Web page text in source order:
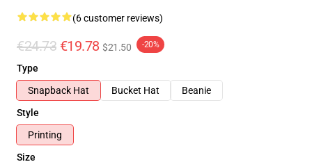
(6 customer reviews)
€24.73 €19.78 $21.50 -20%
Type
Snapback Hat
Bucket Hat
Beanie
Style
Printing
Size